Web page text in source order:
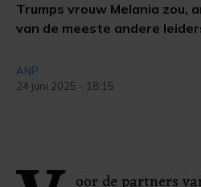
Trumps vrouw Melania zou,
van de meeste andere
ANP
24 juni 2025 - 18:15